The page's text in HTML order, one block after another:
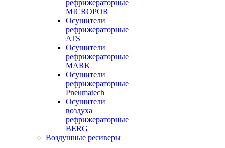
рефрижераторные
MICROPOR
Осушители
рефрижераторные
ATS
Осушители
рефрижераторные
MARK
Осушители
рефрижераторные
Pneumatech
Осушители
воздуха
рефрижераторные
BERG
Воздушные ресиверы